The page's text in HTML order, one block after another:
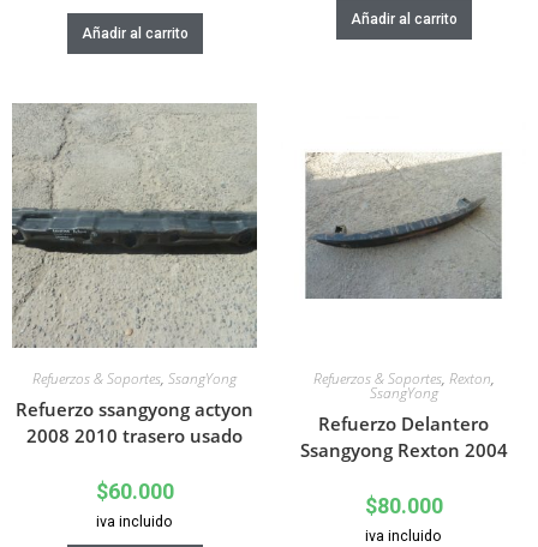
Añadir al carrito
Añadir al carrito
Refuerzos & Soportes, SsangYong
Refuerzo ssangyong actyon
2008 2010 trasero usado
$60.000
iva incluido
Refuerzos & Soportes, Rexton,
SsangYong
Refuerzo Delantero
Ssangyong Rexton 2004
$80.000
iva incluido